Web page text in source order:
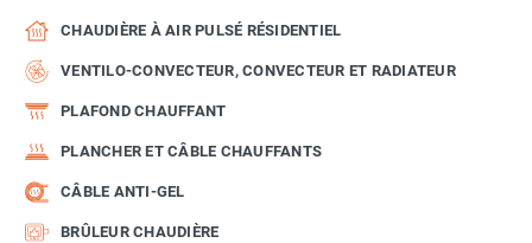
CHAUDIÈRE À AIR PULSÉ RÉSIDENTIEL
VENTILO-CONVECTEUR, CONVECTEUR ET RADIATEUR
PLAFOND CHAUFFANT
PLANCHER ET CÂBLE CHAUFFANTS
CÂBLE ANTI-GEL
BRÛLEUR CHAUDIÈRE